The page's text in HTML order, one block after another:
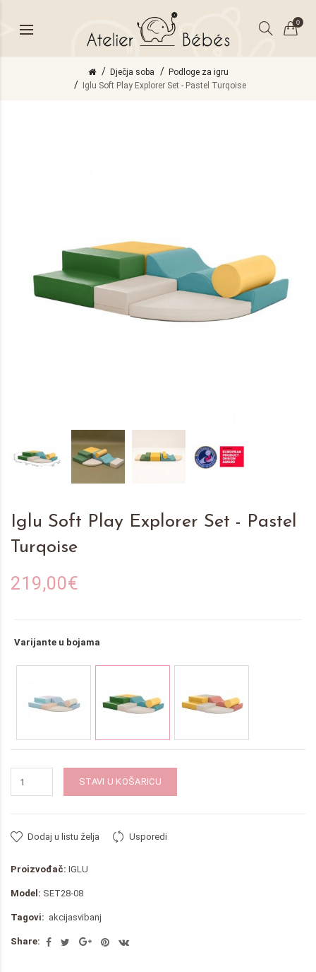
0
Dječja soba
Podloge za igru
Iglu Soft Play Explorer Set - Pastel Turqoise
Iglu Soft Play Explorer Set - Pastel
Turqoise
219,00€
Varijante u bojama
STAVI U KOŠARICU
Dodaj u listu želja Usporedi
Proizvođač: IGLU
Model: SET28-08
Tagovi: akcijasvibanj
Share: